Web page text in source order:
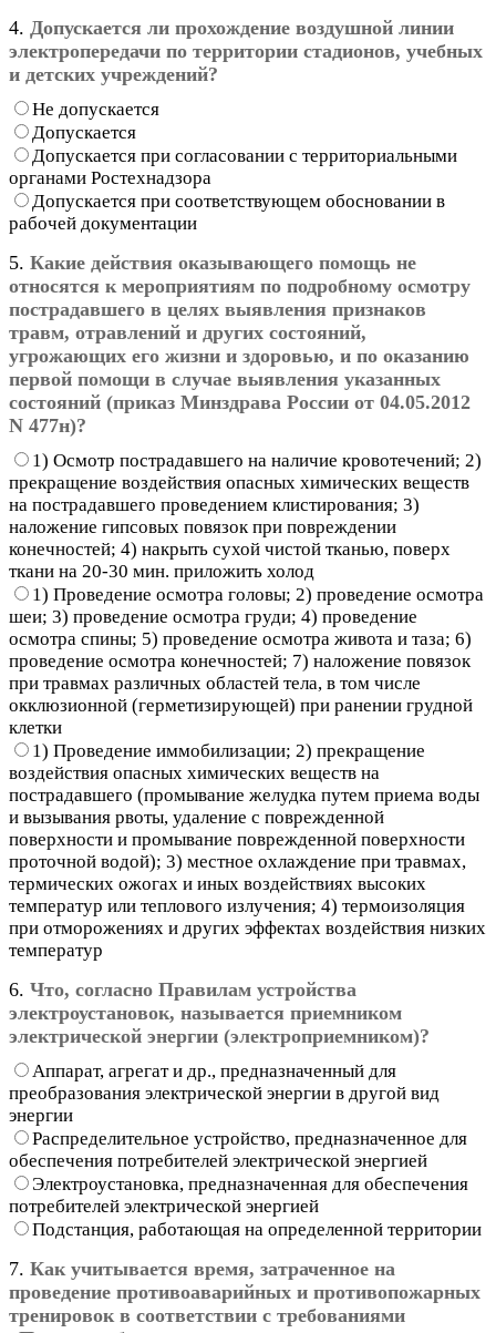
4. Допускается ли прохождение воздушной линии
электропередачи по территории стадионов, учебных
и детских учреждений?
Не допускается
Допускается
Допускается при согласовании с территориальными
органами Ростехнадзора
Допускается при соответствующем обосновании в
рабочей документации
5. Какие действия оказывающего помощь не
относятся к мероприятиям по подробному осмотру
пострадавшего в целях выявления признаков
травм, отравлений и других состояний,
угрожающих его жизни и здоровью, и по оказанию
первой помощи в случае выявления указанных
состояний (приказ Минздрава России от 04.05.2012
N 477н)?
1) Осмотр пострадавшего на наличие кровотечений; 2)
прекращение воздействия опасных химических веществ
на пострадавшего проведением клистирования; 3)
наложение гипсовых повязок при повреждении
конечностей; 4) накрыть сухой чистой тканью, поверх
ткани на 20-30 мин. приложить холод
1) Проведение осмотра головы; 2) проведение осмотра
шеи; 3) проведение осмотра груди; 4) проведение
осмотра спины; 5) проведение осмотра живота и таза; 6)
проведение осмотра конечностей; 7) наложение повязок
при травмах различных областей тела, в том числе
окклюзионной (герметизирующей) при ранении грудной
клетки
1) Проведение иммобилизации; 2) прекращение
воздействия опасных химических веществ на
пострадавшего (промывание желудка путем приема воды
и вызывания рвоты, удаление с поврежденной
поверхности и промывание поврежденной поверхности
проточной водой); 3) местное охлаждение при травмах,
термических ожогах и иных воздействиях высоких
температур или теплового излучения; 4) термоизоляция
при отморожениях и других эффектах воздействия низких
температур
6. Что, согласно Правилам устройства
электроустановок, называется приемником
электрической энергии (электроприемником)?
Аппарат, агрегат и др., предназначенный для
преобразования электрической энергии в другой вид
энергии
Распределительное устройство, предназначенное для
обеспечения потребителей электрической энергией
Электроустановка, предназначенная для обеспечения
потребителей электрической энергией
Подстанция, работающая на определенной территории
7. Как учитывается время, затраченное на
проведение противоаварийных и противопожарных
тренировок в соответствии с требованиями